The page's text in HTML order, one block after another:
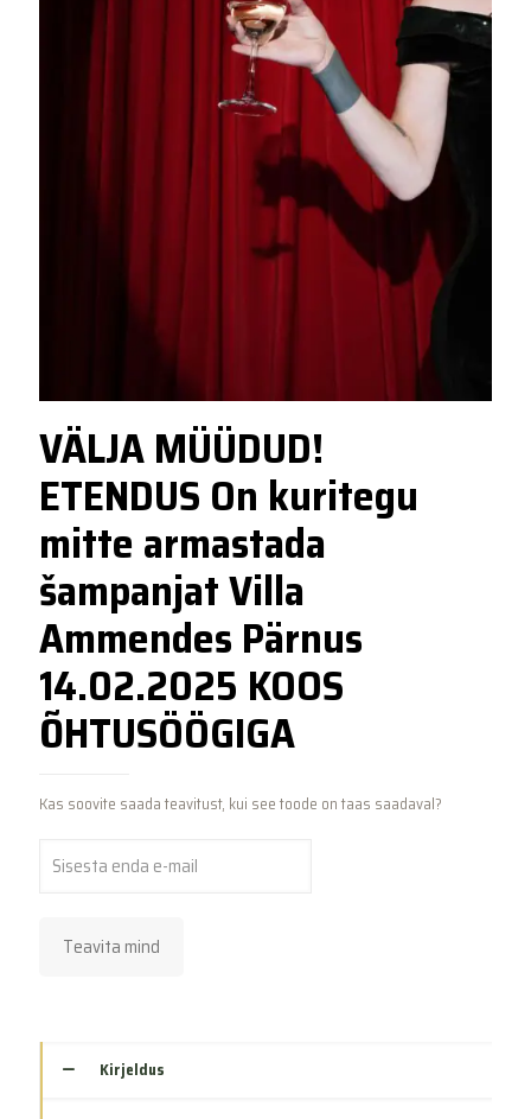
VÄLJA MÜÜDUD!
ETENDUS On kuritegu
mitte armastada
šampanjat Villa
Ammendes Pärnus
14.02.2025 KOOS
ÕHTUSÖÖGIGA
Kas soovite saada teavitust, kui see toode on taas saadaval?
Teavita mind
Kirjeldus